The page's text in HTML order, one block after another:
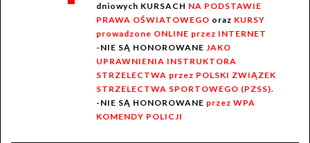
dniowych KURSACH NA PODSTAWIE
PRAWA OŚWIATOWEGO oraz KURSY
prowadzone ONLINE przez INTERNET
-NIE SĄ HONOROWANE JAKO
UPRAWNIENIA INSTRUKTORA
STRZELECTWA przez POLSKI ZWIĄZEK
STRZELECTWA SPORTOWEGO (PZSS).
-NIE SĄ HONOROWANE przez WPA
KOMENDY POLICJI